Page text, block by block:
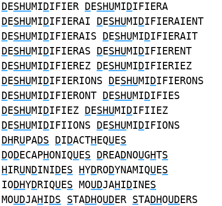
DESHUMIDIFIER DESHUMIDIFIERA
DESHUMIDIFIERAI DESHUMIDIFIERAIENT
DESHUMIDIFIERAIS DESHUMIDIFIERAIT
DESHUMIDIFIERAS DESHUMIDIFIERENT
DESHUMIDIFIEREZ DESHUMIDIFIERIEZ
DESHUMIDIFIERIONS DESHUMIDIFIERONS
DESHUMIDIFIERONT DESHUMIDIFIES
DESHUMIDIFIEZ DESHUMIDIFIIEZ
DESHUMIDIFIIONS DESHUMIDIFIONS
DHRUPADS DIDACTHEQUES
DODECAPHONIQUES DREADNOUGHTS
HIRUNDINIDES HYDRODYNAMIQUES
IODHYDRIQUES MOUDJAHIDINES
MOUDJAHIDS STADHOUDER STADHOUDERS